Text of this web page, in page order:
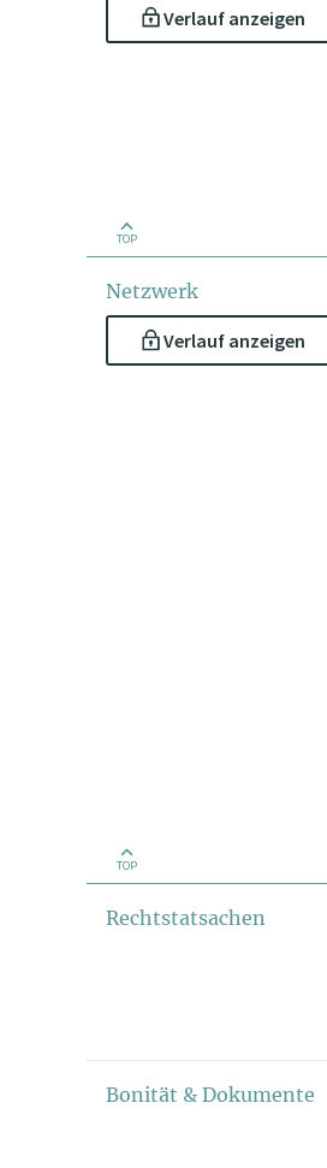
Verlauf anzeigen
TOP
Netzwerk
Verlauf anzeigen
TOP
Rechtstatsachen
Bonität & Dokumente